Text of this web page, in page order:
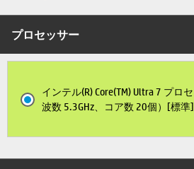
プロセッサー
インテル(R) Core(TM) Ultra 7 プロ
波数 5.3GHz、コア数 20個）[標準]